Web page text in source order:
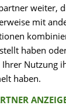
weiter,
mit
haben
Ihrer Nutzung
haben.